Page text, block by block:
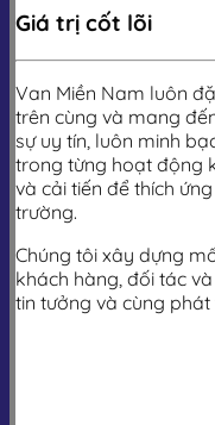
Giá trị cốt lõi
Van Miền Nam luôn
trên cùng và mang
sự uy tín, luôn minh
trong từng hoạt động
và cải tiến để thích
trường.
Chúng tôi xây dựng
khách hàng, đối tác
tin tưởng và cùng phát